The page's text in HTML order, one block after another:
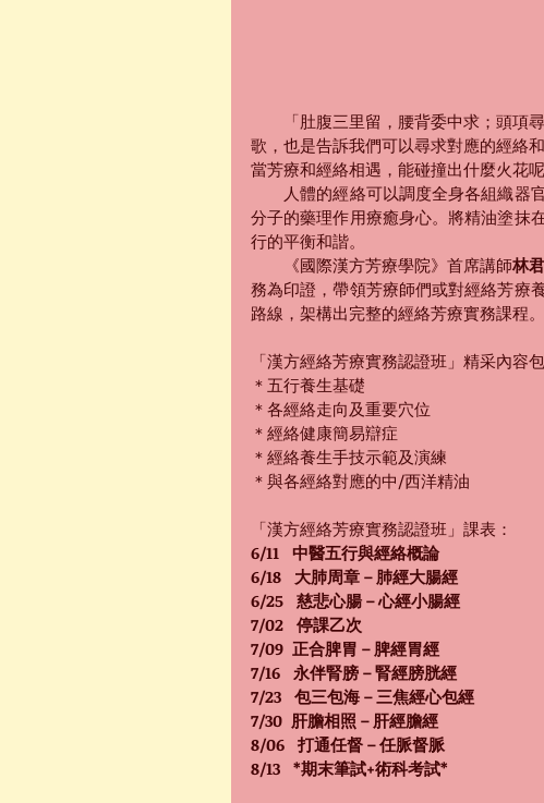
「肚腹三里留，腰背委中求；頭項尋
歌，也是告訴我們可以尋求對應的經絡
當芳療和經絡相遇，能碰撞出什麼火花
人體的經絡可以調度全身各組織器官
分子的藥理作用療癒身心。將精油塗抹
行的平衡和諧。
《國際漢方芳療學院》首席講師林
務為印證，帶領芳療師們或對經絡芳療
路線，架構出完整的經絡芳療實務課程。
「漢方經絡芳療實務認證班」精采內容
＊五行養生基礎
＊各經絡走向及重要穴位
＊經絡健康簡易辯症
＊經絡養生手技示範及演練
＊與各經絡對應的中/西洋精油
「漢方經絡芳療實務認證班」課表：
6/11   中醫五行與經絡概論
6/18   大肺周章－肺經大腸經
6/25   慈悲心腸－心經小腸經
7/02   停課乙次
7/09  正合脾胃－脾經胃經
7/16   永伴腎膀－腎經膀胱經
7/23   包三包海－三焦經心包經
7/30  肝膽相照－肝經膽經
8/06   打通任督－任脈督脈
8/13   *期末筆試+術科考試*